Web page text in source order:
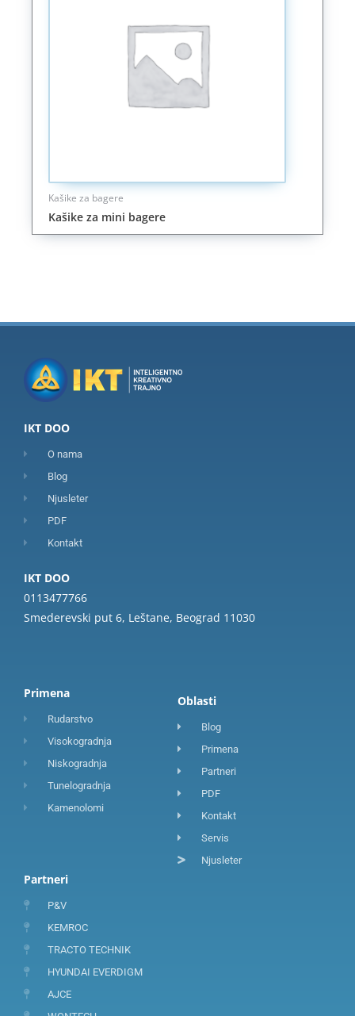
Kašike za bagere
Kašike za mini bagere
IKT DOO
O nama
Blog
Njusleter
PDF
Kontakt
IKT DOO
0113477766
Smederevski put 6, Leštane, Beograd 11030
Primena
Rudarstvo
Visokogradnja
Niskogradnja
Tunelogradnja
Kamenolomi
Oblasti
Blog
Primena
Partneri
PDF
Kontakt
Servis
Njusleter
Partneri
P&V
KEMROC
TRACTO TECHNIK
HYUNDAI EVERDIGM
AJCE